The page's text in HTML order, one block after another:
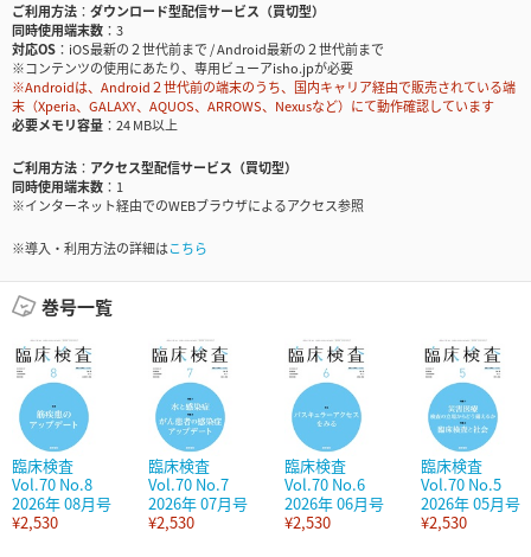
ご利用方法
ダウンロード型配信サービス（買切型）
同時使用端末数
3
対応OS
iOS最新の２世代前まで / Android最新の２世代前まで
※コンテンツの使用にあたり、専用ビューアisho.jpが必要
※Androidは、Android２世代前の端末のうち、国内キャリア経由で販売されている端
末（Xperia、GALAXY、AQUOS、ARROWS、Nexusなど）にて動作確認しています
必要メモリ容量
24 MB以上
ご利用方法
アクセス型配信サービス（買切型）
同時使用端末数
1
※インターネット経由でのWEBブラウザによるアクセス参照
※導入・利用方法の詳細はこちら
巻号一覧
臨床検査
Vol.70 No.8
2026年 08月号
¥2,530
臨床検査
Vol.70 No.7
2026年 07月号
¥2,530
臨床検査
Vol.70 No.6
2026年 06月号
¥2,530
臨床検査
Vol.70 No.5
2026年 05月号
¥2,530